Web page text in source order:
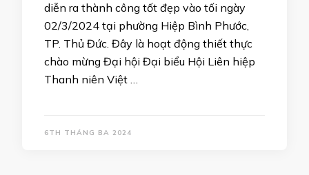
diễn ra thành công tốt đẹp vào tối ngày
02/3/2024 tại phường Hiệp Bình Phước,
TP. Thủ Đức. Đây là hoạt động thiết thực
chào mừng Đại hội Đại biểu Hội Liên hiệp
Thanh niên Việt …
6TH THÁNG BA 2024